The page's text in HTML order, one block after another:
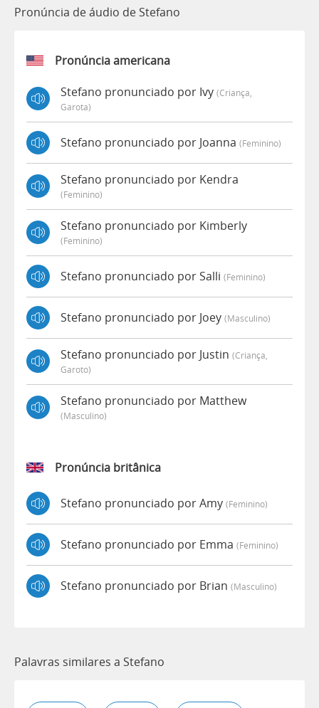
Pronúncia de áudio de Stefano
Pronúncia americana
Stefano pronunciado por Ivy (criança,
Garota)
Stefano pronunciado por Joanna (feminino)
Stefano pronunciado por Kendra
(feminino)
Stefano pronunciado por Kimberly
(feminino)
Stefano pronunciado por Salli (feminino)
Stefano pronunciado por Joey (masculino)
Stefano pronunciado por Justin (criança,
Garoto)
Stefano pronunciado por Matthew
(masculino)
Pronúncia britânica
Stefano pronunciado por Amy (feminino)
Stefano pronunciado por Emma (feminino)
Stefano pronunciado por Brian (masculino)
Palavras similares a Stefano